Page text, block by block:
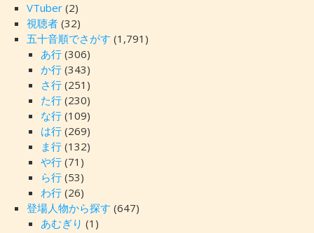
VTuber(2)
視聴者(32)
五十音順でさがす (1,791)
あ行(306)
か行(343)
さ行(251)
た行(230)
な行(109)
は行(269)
ま行(132)
や行(71)
ら行(53)
わ行(26)
登場人物から探す (647)
あむぎり (1)